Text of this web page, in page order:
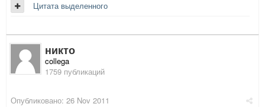
Цитата выделенного
никто
collega
1759 публикаций
Опубликовано: 26 Nov 2011